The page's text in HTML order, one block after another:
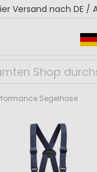
Versand nach DE /
Segelhose